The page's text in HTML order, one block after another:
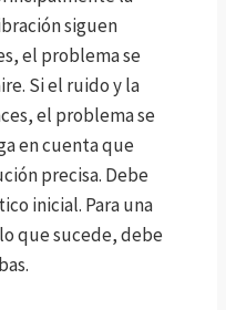
siguen
el problema se
Si el ruido y la
el problema se
en cuenta que
precisa. Debe
inicial. Para una
que sucede, debe